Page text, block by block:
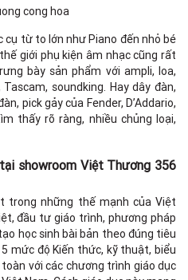
cụ từ to lớn như Piano đến nhỏ bé
giới phụ kiện âm nhạc cũng rất
bày sản phẩm với ampli, loa,
soundking. Hay dây đàn,
pick gảy của Fender, D’Addario,
thấy rõ ràng, nhiều chủng loại,
showroom Việt Thương 356
trong những thế mạnh của Việt
đầu tư giáo trình, phương pháp
học sinh bài bản theo đúng tiêu
mức độ Kiến thức, kỹ thuật, biểu
với các chương trình giáo dục